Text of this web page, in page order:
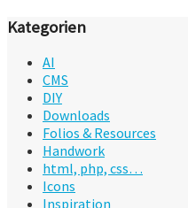
Kategorien
AI
CMS
DIY
Downloads
Folios & Resources
Handwork
html, php, css…
Icons
Inspiration